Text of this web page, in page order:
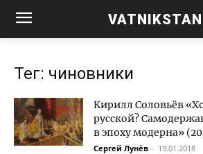
VATNIKSTAN
Тег: чиновники
Кирилл Соловьёв
русской?
в эпоху модерна»
Сергей Лунёв - 19.01.2018